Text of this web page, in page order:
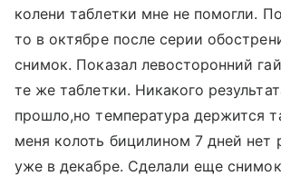
колени таблетки мне не помогли.
то в октябре после серии
снимок. Показал левосторонний
те же таблетки. Никакого
прошло,но температура держится
меня колоть бицилином 7 дней нет
уже в декабре. Сделали еще